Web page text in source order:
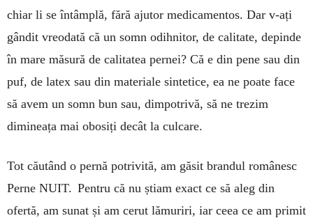
chiar li se întâmplă, fără ajutor medicamentos. Dar v-ați
gândit vreodată că un somn odihnitor, de calitate, depinde
în mare măsură de calitatea pernei? Că e din pene sau din
puf, de latex sau din materiale sintetice, ea ne poate face
să avem un somn bun sau, dimpotrivă, să ne trezim
dimineața mai obosiți decât la culcare.
Tot căutând o pernă potrivită, am găsit brandul românesc
Perne NUIT. Pentru că nu știam exact ce să aleg din
ofertă, am sunat și am cerut lămuriri, iar ceea ce am primit